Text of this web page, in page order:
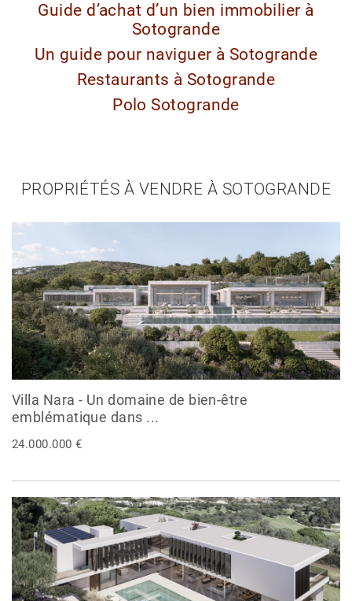
Guide d’achat d’un bien immobilier à
Sotogrande
Un guide pour naviguer à Sotogrande
Restaurants à Sotogrande
Polo Sotogrande
PROPRIÉTÉS À VENDRE À SOTOGRANDE
Villa Nara - Un domaine de bien-être
emblématique dans ...
24.000.000 €